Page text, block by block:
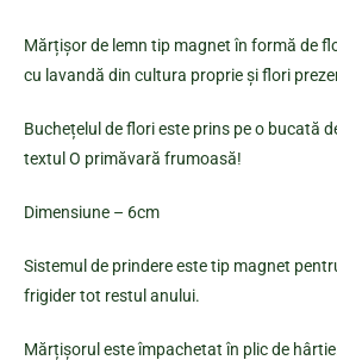
Mărțișor de lemn tip magnet în formă de
cu lavandă din cultura proprie și flori
Buchețelul de flori este prins pe o bucată
textul O primăvară frumoasă!
Dimensiune – 6cm
Sistemul de prindere este tip magnet
frigider tot restul anului.
Mărțișorul este împachetat în plic de